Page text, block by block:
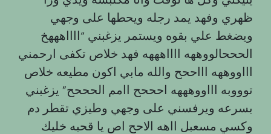
ظهري وفهد يمد رجله ويحطها على وجهي
ويضغط علي بقوه ويستمر يزغبني “ااااهههخ
الحححالووههه ااااهههه فهد خلاص تكفى ارحمني
اااووههه اااححح والله مابي اكون مطيعه خلاص
توووبه اااووهههه احححح اامم الحححح” يزغبني
بسرعه ويرفسني على وجهي وطيزي تقطر دم
وكسي مسعبل ااهه الاحح اص يا قحبه خليك